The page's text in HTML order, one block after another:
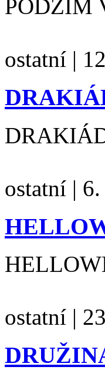
PODZIM
ostatní |
ostatní |
ostatní |